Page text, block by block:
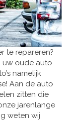
te repareren?
uw oude auto
namelijk
Aan de auto
zitten die
jarenlange
weten wij